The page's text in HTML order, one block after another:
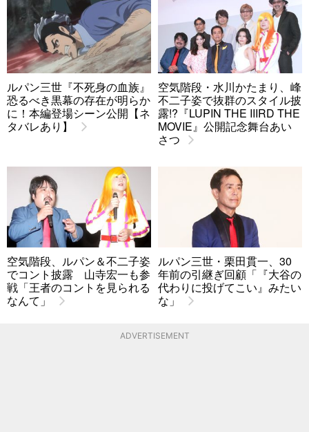
ルパン三世『不死身の血族』
恐るべき黒幕の存在が明らか
に！本編登場シーン公開【ネ
タバレあり】
空気階段・水川かたまり、峰
不二子姿で抜群のスタイル披
露!?『LUPIN THE IIIRD THE
MOVIE』公開記念舞台あい
さつ
空気階段、ルパン＆不二子姿
でコント披露 山寺宏一も参
戦「王者のコントを見られる
なんて」
ルパン三世・栗田貫一、30
年前の引継ぎ回顧「『大谷の
代わりに投げてこい』みたい
な」
ADVERTISEMENT